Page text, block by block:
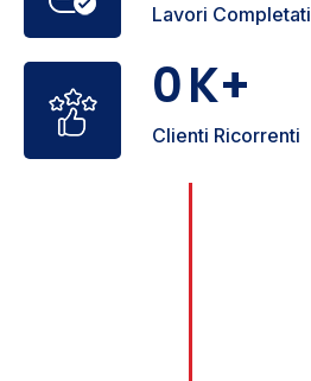
Lavori Completati
0K+
Clienti Ricorrenti